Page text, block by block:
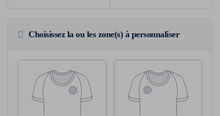
Choisissez la ou les zone(s) à personnaliser